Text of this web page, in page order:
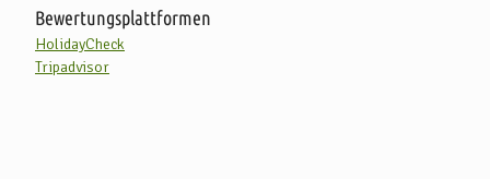
Bewertungsplattformen
HolidayCheck
Tripadvisor